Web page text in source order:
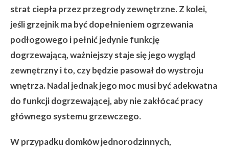
strat ciepła przez przegrody zewnętrzne. Z kolei,
jeśli grzejnik ma być dopełnieniem ogrzewania
podłogowego i pełnić jedynie funkcję
dogrzewającą, ważniejszy staje się jego wygląd
zewnętrzny i to, czy będzie pasował do wystroju
wnętrza. Nadal jednak jego moc musi być adekwatna
do funkcji dogrzewającej, aby nie zakłócać pracy
głównego systemu grzewczego.
W przypadku domków jednorodzinnych,